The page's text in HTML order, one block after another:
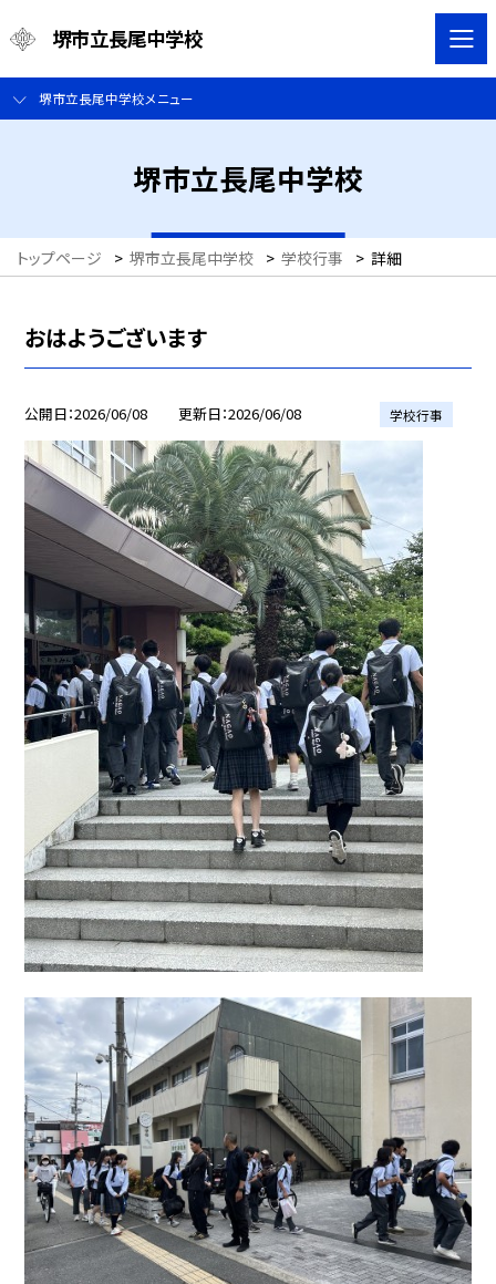
堺市立長尾中学校
堺市立長尾中学校メニュー
堺市立長尾中学校
トップページ > 堺市立長尾中学校 > 学校行事 > 詳細
おはようございます
公開日 2026/06/08 更新日 2026/06/08 学校行事